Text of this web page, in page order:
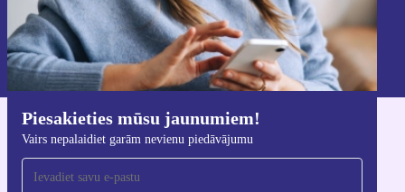
Piesakieties mūsu jaunumiem!
Vairs nepalaidiet garām nevienu piedāvājumu
Reģistrēties
Informāciju par personas datu izmantošanu varat atrast mūsu
Privātuma politikā.
Lejupielādējiet refurbed lietotni
iOS un Android ierīcēm